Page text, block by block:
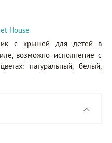
House
с крышей для детей в
возможно исполнение с
натуральный, белый,